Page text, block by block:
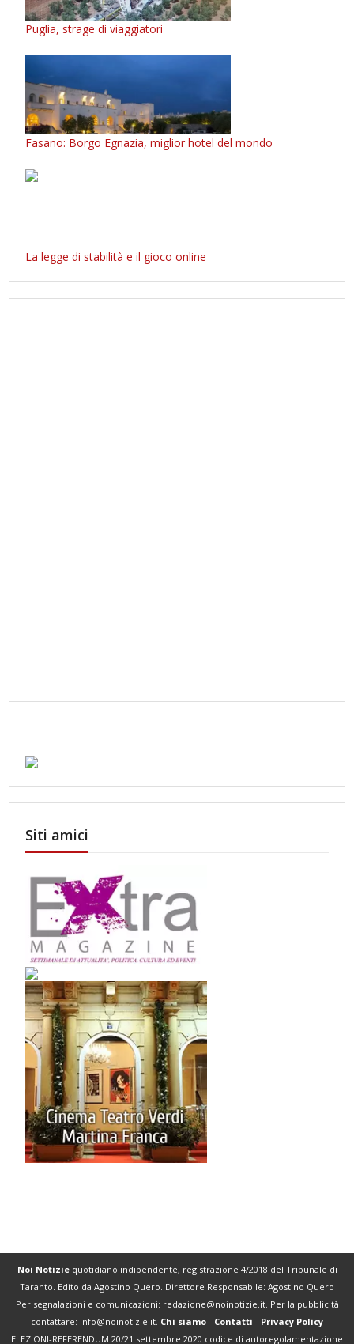
Puglia, strage di viaggiatori
Fasano: Borgo Egnazia, miglior hotel del mondo
La legge di stabilità e il gioco online
Siti amici
Noi Notiziequotidiano indipendente, registrazione 4/2018 del Tribunale di
Taranto. Edito da Agostino Quero. Direttore Responsabile: Agostino Quero
Per segnalazioni e comunicazioni: redazione@noinotizie.it. Per la pubblicità
contattare: info@noinotizie.it Chi siamo - Contatti - Privacy Policy
ELEZIONI-REFERENDUM 20/21 settembre 2020 codice di autoregolamentazione